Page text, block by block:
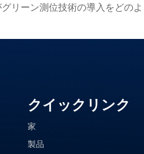
クイックリンク
家
製品